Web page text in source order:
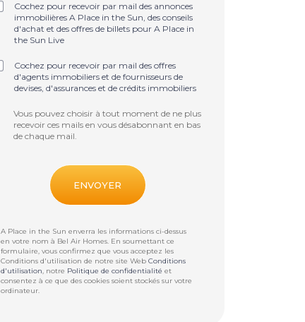
Cochez pour recevoir par mail des annonces
immobilières A Place in the Sun, des conseils
d'achat et des offres de billets pour A Place in
the Sun Live
Cochez pour recevoir par mail des offres
d'agents immobiliers et de fournisseurs de
devises, d'assurances et de crédits immobiliers
Vous pouvez choisir à tout moment de ne plus
recevoir ces mails en vous désabonnant en bas
de chaque mail.
A Place in the Sun enverra les informations ci-dessus
en votre nom à Bel Air Homes. En soumettant ce
formulaire, vous confirmez que vous acceptez les
Conditions d'utilisation de notre site WebConditions
d'utilisation, notre Politique de confidentialité et
consentez à ce que des cookies soient stockés sur votre
ordinateur.